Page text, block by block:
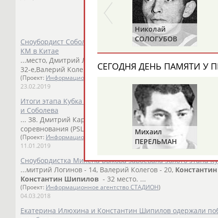
Сноубордист Соболев завоевал серебро в параллельном
КМ в Китае
...место, Дмитрий Логинов - 11-е, Дмитрий Сарсембаев -
32-е,Валерий Колегов - 33-е, Максим...
(Проект: Информационное агентство СТАДИОН
23.02.2019
Итоги этапа Кубка мира по сноуборду: возвращение
и Соболева
... 38. Дмитрий Карлагачев (Россия) 42.Константин
соревнования (PSL) ...
(Проект: Информационное агентство СТАДИОН
11.01.2019
Сноубордистка Милена Быкова завоевала золото этапа
...митрий Логинов - 14, Валерий Колегов - 20, Константин
Константин Шипилов - 32 место. ...
(Проект: Информационное агентство СТАДИОН)
04.03.2018
Екатерина Илюхина и Константин Шипилов одержали
Николай
СОЛОГУБОВ
СЕГОДНЯ ДЕНЬ ПАМЯТИ У
Михаил
ПЕРЕЛЬМАН
(ПЕРЛЬМАН)